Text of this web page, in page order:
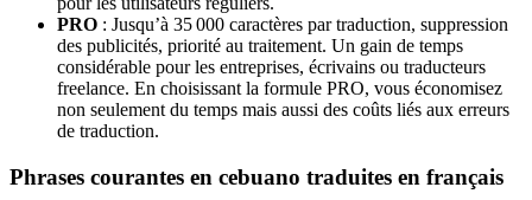
PRO : Jusqu’à 35 000 caractères par traduction, suppression
des publicités, priorité au traitement. Un gain de temps
considérable pour les entreprises, écrivains ou traducteurs
freelance. En choisissant la formule PRO, vous économisez
non seulement du temps mais aussi des coûts liés aux erreurs
de traduction.
Phrases courantes en cebuano traduites en français